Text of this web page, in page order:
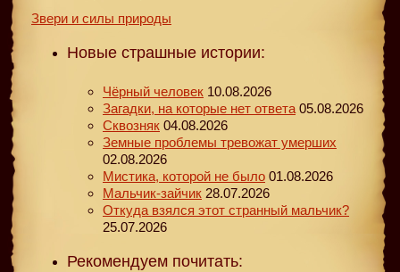
Звери и силы природы
Новые страшные истории:
Чёрный человек 10.08.2026
Загадки, на которые нет ответа 05.08.2026
Сквозняк 04.08.2026
Земные проблемы тревожат умерших
02.08.2026
Мистика, которой не было 01.08.2026
Мальчик-зайчик 28.07.2026
Откуда взялся этот странный мальчик?
25.07.2026
Рекомендуем почитать: